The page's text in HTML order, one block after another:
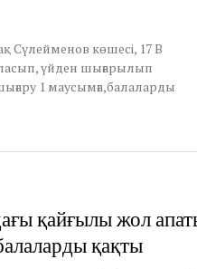
Сүлейменов көшесі, 17 В
үйден шығарылып
1 маусымға,балаларды
қайғылы жол
қақты